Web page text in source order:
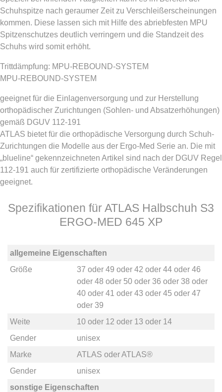
Schuhspitze nach geraumer Zeit zu Verschleißerscheinungen
kommen. Diese lassen sich mit Hilfe des abriebfesten MPU
Spitzenschutzes deutlich verringern und die Standzeit des
Schuhs wird somit erhöht.
Trittdämpfung: MPU-REBOUND-SYSTEM
MPU-REBOUND-SYSTEM
geeignet für die Einlagenversorgung und zur Herstellung
orthopädischer Zurichtungen (Sohlen- und Absatzerhöhungen)
gemäß DGUV 112-191
ATLAS bietet für die orthopädische Versorgung durch Schuh-
Zurichtungen die Modelle aus der Ergo-Med Serie an. Die mit
„blueline“ gekennzeichneten Artikel sind nach der DGUV Regel
112-191 auch für zertifizierte orthopädische Veränderungen
geeignet.
Spezifikationen für ATLAS Halbschuh S3
ERGO-MED 645 XP
allgemeine Eigenschaften
Größe
37 oder 49 oder 42 oder 44oder 46
oder 48 oder 50oder 36 oder 38 oder
40oder 41 oder 43 oder 45 oder 47
oder 39
Weite
10oder 12 oder 13 oder 14
Gender
unisex
Marke
ATLAS oderATLAS®
Gender
unisex
sonstige Eigenschaften